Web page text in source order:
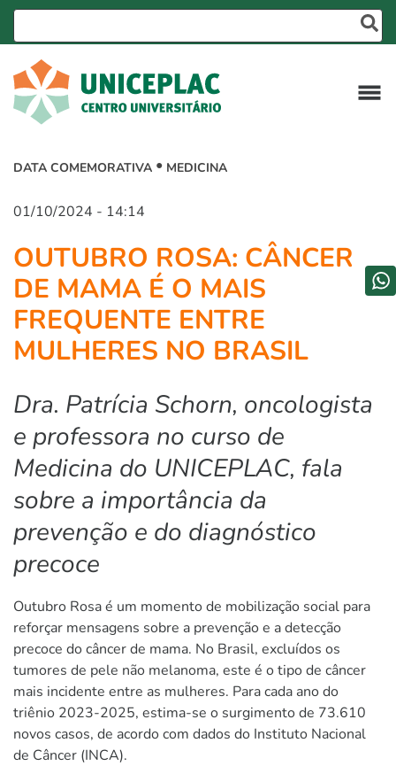
DATA COMEMORATIVA MEDICINA
01/10/2024 - 14:14
OUTUBRO ROSA: CÂNCER
DE MAMA É O MAIS
FREQUENTE ENTRE
MULHERES NO BRASIL
Dra. Patrícia Schorn, oncologista
e professora no curso de
Medicina do UNICEPLAC, fala
sobre a importância da
prevenção e do diagnóstico
precoce
Outubro Rosa é um momento de mobilização social para
reforçar mensagens sobre a prevenção e a detecção
precoce do câncer de mama. No Brasil, excluídos os
tumores de pele não melanoma, este é o tipo de câncer
mais incidente entre as mulheres. Para cada ano do
triênio 2023-2025, estima-se o surgimento de 73.610
novos casos, de acordo com dados do Instituto Nacional
de Câncer (INCA).